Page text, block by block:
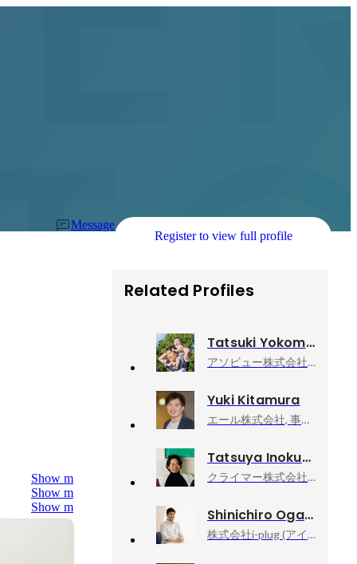
Message
Register to view full profile
Show more
Show more
Show more
Related Profiles
Tatsuki Yokomine
アソビュー株式会社, 上級執行役員CPO、マーケットプレイスカンパニーCEO
Yuki Kitamura
エール株式会社, 事業開発
Tatsuya Inokuchi
クライマー株式会社, CTO デジタル開発事業部部長
Shinichiro Ogawa
株式会社i-plug (アイプラグ), 執行役員 CTO